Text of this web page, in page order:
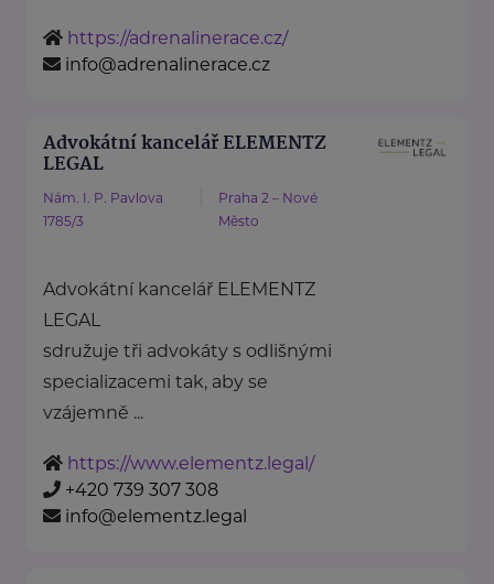
https://adrenalinerace.cz/
info@adrenalinerace.cz
Advokátní kancelář ELEMENTZ
LEGAL
Nám. I. P. Pavlova
1785/3
Praha 2 – Nové
Město
Advokátní kancelář ELEMENTZ
LEGAL
sdružuje tři advokáty s odlišnými
specializacemi tak, aby se
vzájemně ...
https://www.elementz.legal/
+420 739 307 308
info@elementz.legal